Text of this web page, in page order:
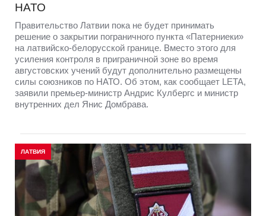
НАТО
Правительство Латвии пока не будет принимать
решение о закрытии пограничного пункта «Патерниеки»
на латвийско-белорусской границе. Вместо этого для
усиления контроля в приграничной зоне во время
августовских учений будут дополнительно размещены
силы союзников по НАТО. Об этом, как сообщает LETA,
заявили премьер-министр Андрис Кулбергс и министр
внутренних дел Янис Домбрава.
ЛАТВИЯ